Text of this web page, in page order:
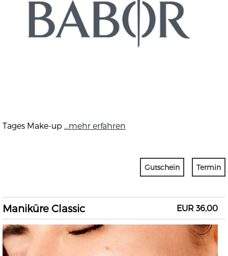
Tages Make-up ...mehr erfahren
Gutschein Termin
Maniküre Classic EUR 36,00